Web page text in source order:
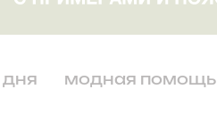
дня модная помощь